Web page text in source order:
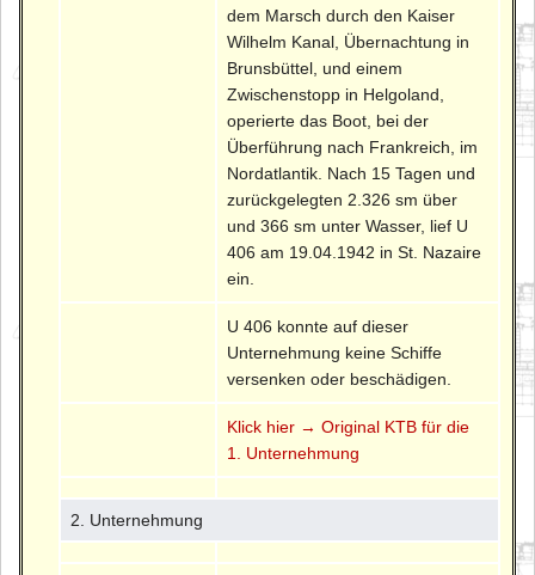
dem Marsch durch den Kaiser
Wilhelm Kanal, Übernachtung in
Brunsbüttel, und einem
Zwischenstopp in Helgoland,
operierte das Boot, bei der
Überführung nach Frankreich, im
Nordatlantik. Nach 15 Tagen und
zurückgelegten 2.326 sm über
und 366 sm unter Wasser, lief U
406 am 19.04.1942 in St. Nazaire
ein.
U 406 konnte auf dieser
Unternehmung keine Schiffe
versenken oder beschädigen.
Klick hier → Original KTB für die
1. Unternehmung
2. Unternehmung